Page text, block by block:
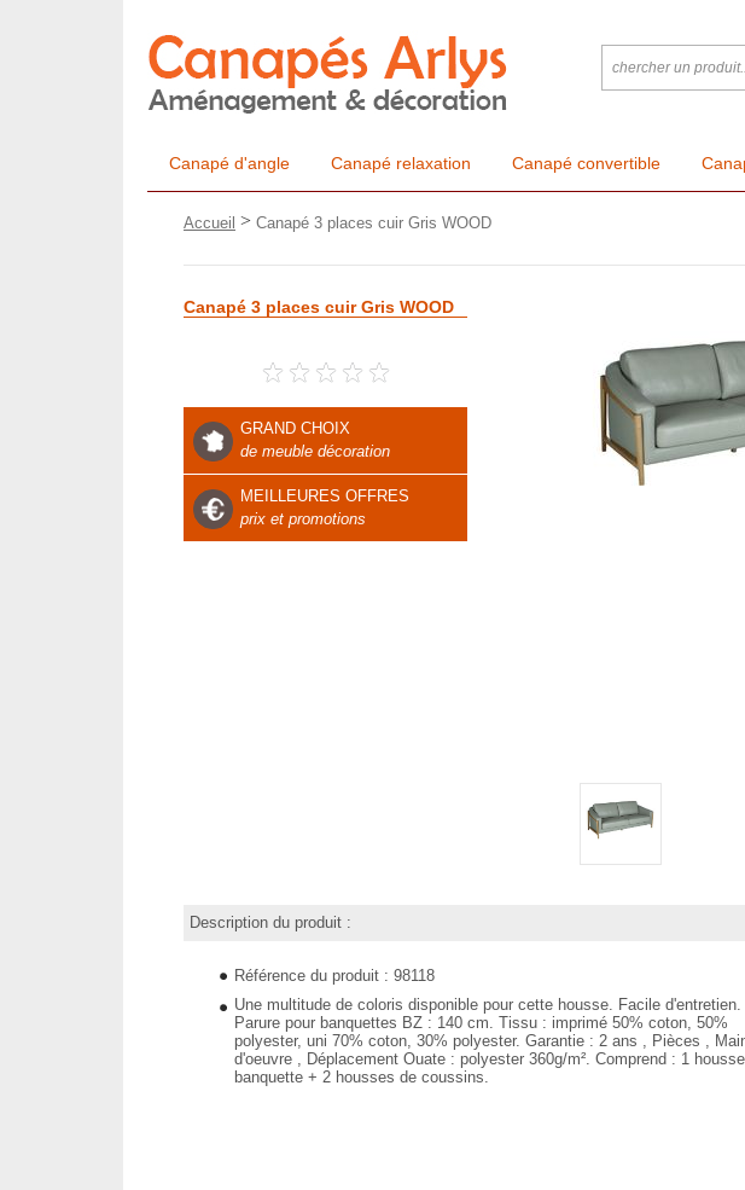
Canapé d'angle Canapé relaxation Canapé convertible
Accueil > Canapé 3 places cuir Gris WOOD
Canapé 3 places cuir Gris WOOD
GRAND CHOIX
de meuble décoration
MEILLEURES OFFRES
prix et promotions
Description du produit :
Référence du produit : 98118
Une multitude de coloris disponible pour cette housse. Facile d'entretien.
Parure pour banquettes BZ : 140 cm. Tissu : imprimé 50% coton, 50%
polyester, uni 70% coton, 30% polyester. Garantie : 2 ans , Pièces ,
d'oeuvre , Déplacement Ouate : polyester 360g/m². Comprend : 1
banquette + 2 housses de coussins.